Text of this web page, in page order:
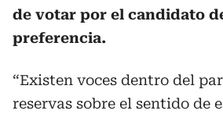
de votar por el candidato
preferencia.
“Existen voces dentro del
reservas sobre el sentido de